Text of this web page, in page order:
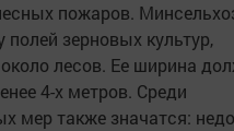
пожаров.
полей зерновых культур,
лесов. Ее ширина
4-х метров. Среди
мер также значатся: